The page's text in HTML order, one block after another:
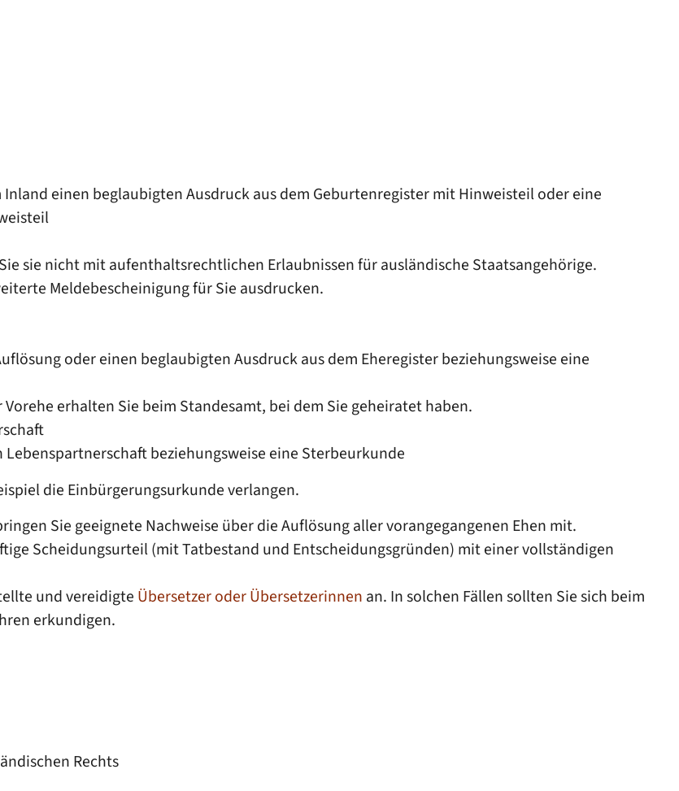
einen beglaubigten Ausdruck aus dem Geburtenregister mit Hinweisteil oder eine
sie nicht mit aufenthaltsrechtlichen Erlaubnissen für ausländische Staatsangehörige.
Meldebescheinigung für Sie ausdrucken.
oder einen beglaubigten Ausdruck aus dem Eheregister beziehungsweise eine
erhalten Sie beim Standesamt, bei dem Sie geheiratet haben.
beziehungsweise eine Sterbeurkunde
die Einbürgerungsurkunde verlangen.
Sie geeignete Nachweise über die Auflösung aller vorangegangenen Ehen mit.
Scheidungsurteil (mit Tatbestand und Entscheidungsgründen) mit einer vollständigen
und vereidigte Übersetzer oder Übersetzerinnen an. In solchen Fällen sollten Sie sich beim
erkundigen.
Rechts